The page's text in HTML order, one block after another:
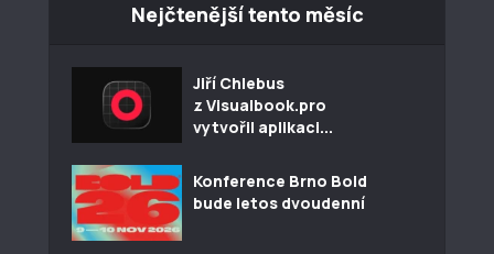
Nejčtenější tento měsíc
Jiří Chlebus
z Visualbook.pro
vytvořil aplikaci...
Konference Brno Bold
bude letos dvoudenní